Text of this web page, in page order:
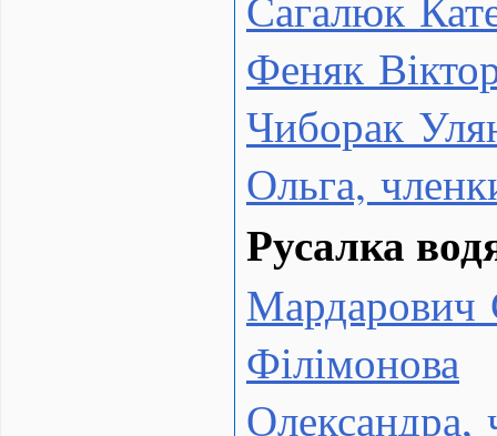
Феняк
Чиборак
Ольга,
Русалка
Мардарович
Філімонова